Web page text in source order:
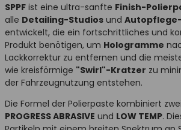
SPPF ist eine ultra-sanfte Finish-
alle Detailing-Studios und
entwickelt, die ein fortschrittliches und
Produkt benötigen, um Hologramme
Lackkorrektur zu entfernen und die
wie kreisförmige "Swirl"-Kratzer zu
der Fahrzeugnutzung entstehen.
Die Formel der Polierpaste kombiniert
PROGRESS ABRASIVE und LOW TEMP.